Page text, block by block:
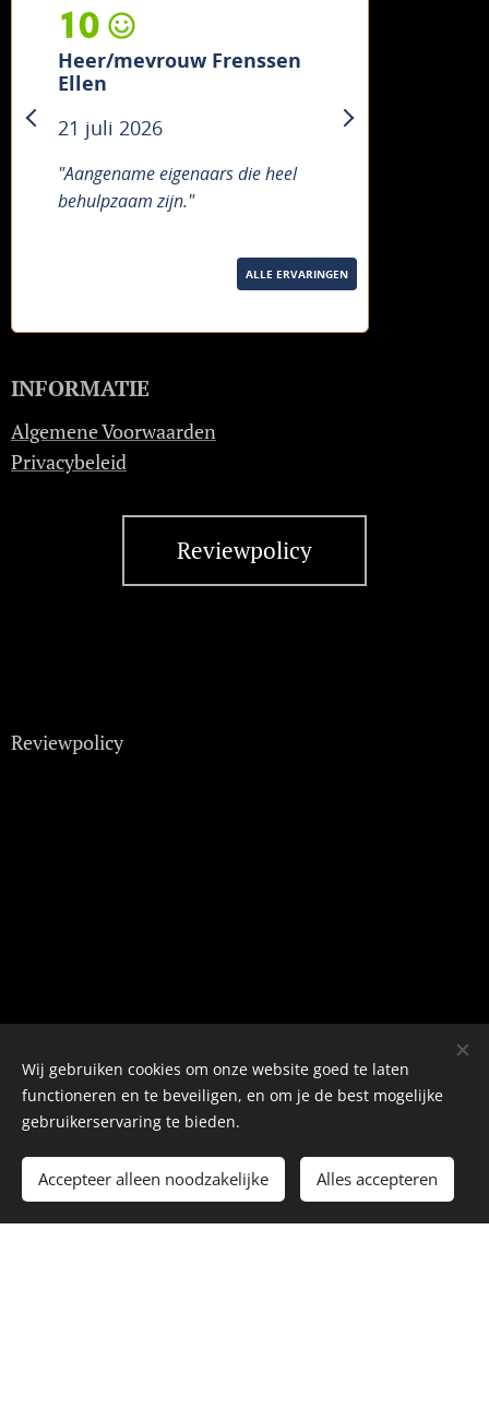
10
Heer/mevrouw Frenssen
Ellen
21 juli 2026
"Aangename eigenaars die heel
behulpzaam zijn."
previous next
ALLE ERVARINGEN
INFORMATIE
Algemene Voorwaarden
Privacybeleid
Reviewpolicy
Reviewpolicy
WINKEL
Over ons
Contact
Wij gebruiken cookies om onze website goed te laten
functioneren en te beveiligen, en om je de best mogelijke
gebruikerservaring te bieden.
Accepteer alleen noodzakelijke Alles accepteren